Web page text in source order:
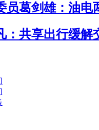
员葛剑雄：油电
：共享出行缓解